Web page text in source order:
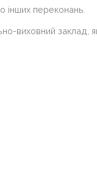
інших переконань.
виховний заклад,